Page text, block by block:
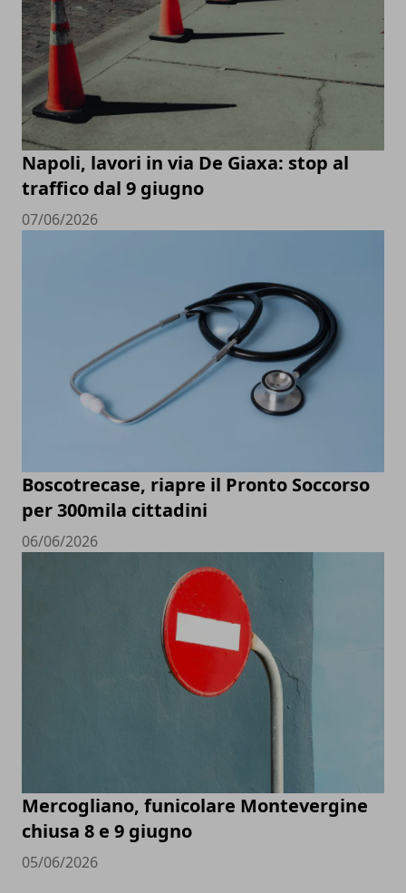
Napoli, lavori in via De Giaxa: stop al
traffico dal 9 giugno
07/06/2026
Boscotrecase, riapre il Pronto Soccorso
per 300mila cittadini
06/06/2026
Mercogliano, funicolare Montevergine
chiusa 8 e 9 giugno
05/06/2026